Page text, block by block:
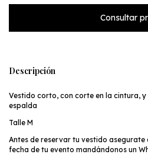
Descripción
Vestido corto, con corte en la cintura,
espalda
Talle M
Antes de reservar tu vestido asegurate
fecha de tu evento mandándonos un